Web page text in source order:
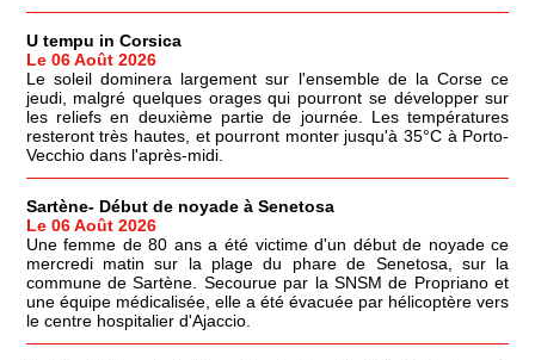
U tempu in Corsica
Le 06 Août 2026
Le soleil dominera largement sur l'ensemble de la Corse ce
jeudi, malgré quelques orages qui pourront se développer sur
les reliefs en deuxième partie de journée. Les températures
resteront très hautes, et pourront monter jusqu'à 35°C à Porto-
Vecchio dans l'après-midi.
Sartène- Début de noyade à Senetosa
Le 06 Août 2026
Une femme de 80 ans a été victime d'un début de noyade ce
mercredi matin sur la plage du phare de Senetosa, sur la
commune de Sartène. Secourue par la SNSM de Propriano et
une équipe médicalisée, elle a été évacuée par hélicoptère vers
le centre hospitalier d'Ajaccio.